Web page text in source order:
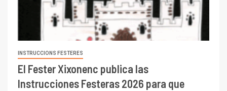
INSTRUCCIONS FESTERES
El Fester Xixonenc publica las
Instrucciones Festeras 2026 para que